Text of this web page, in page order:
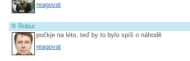
reagovat
® Robur
počkje na léto, teď by to bylo spíš o náhodě
reagovat